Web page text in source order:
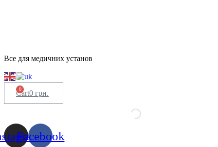
Все для медичних установ
0 грн.
0
Cart
Facebook